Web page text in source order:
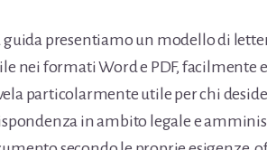
guida presentiamo un modello di
nei formati Word e PDF, facilmente
particolarmente utile per chi
in ambito legale e